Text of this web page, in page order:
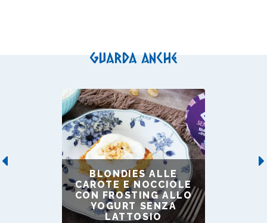
Guarda anche
Previous
BLONDIES ALLE
CAROTE E NOCCIOLE
CON FROSTING ALLO
YOGURT SENZA
LATTOSIO